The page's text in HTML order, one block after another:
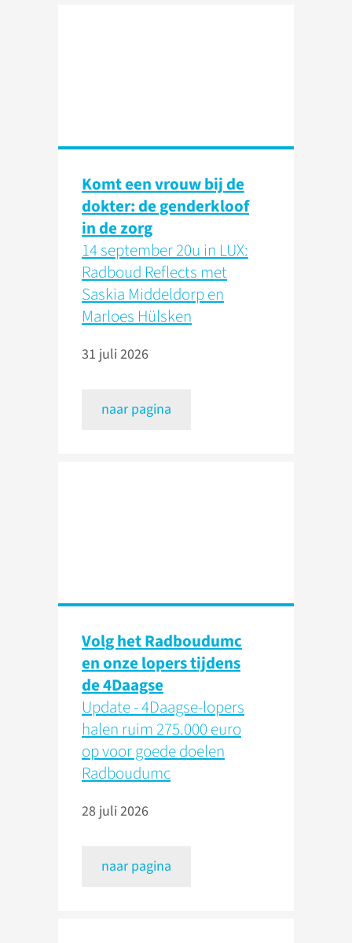
Komt een vrouw bij de
dokter: de genderkloof
in de zorg
14 september 20u in LUX:
Radboud Reflects met
Saskia Middeldorp en
Marloes Hülsken
31 juli 2026
naar pagina
Volg het Radboudumc
en onze lopers tijdens
de 4Daagse
Update - 4Daagse-lopers
halen ruim 275.000 euro
op voor goede doelen
Radboudumc
28 juli 2026
naar pagina